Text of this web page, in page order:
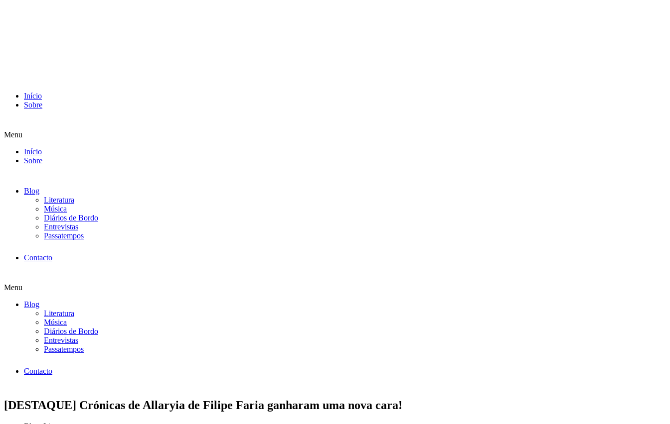
Início
Sobre
Menu
Início
Sobre
Blog
Literatura
Música
Diários de Bordo
Entrevistas
Passatempos
Contacto
Menu
Blog
Literatura
Música
Diários de Bordo
Entrevistas
Passatempos
Contacto
[DESTAQUE] Crónicas de Allaryia de Filipe Faria ganharam uma nova cara!